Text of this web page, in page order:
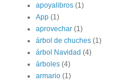
apoyalibros (1)
App (1)
aprovechar (1)
árbol de chuches (1)
árbol Navidad (4)
árboles (4)
armario (1)